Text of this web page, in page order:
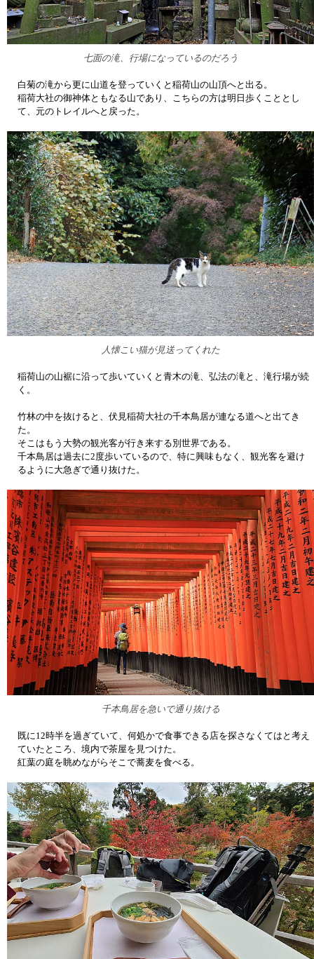
七面の滝、行場になっているのだろう
白菊の滝から更に山道を登っていくと稲荷山の山頂へと出る。
稲荷大社の御神体ともなる山であり、こちらの方は明日歩くこととし
て、元のトレイルへと戻った。
人懐こい猫が見送ってくれた
稲荷山の山裾に沿って歩いていくと青木の滝、弘法の滝と、滝行場が続
く。
竹林の中を抜けると、伏見稲荷大社の千本鳥居が連なる道へと出てき
た。
そこはもう大勢の観光客が行き来する別世界である。
千本鳥居は過去に2度歩いているので、特に興味もなく、観光客を避け
るように大急ぎで通り抜けた。
千本鳥居を急いで通り抜ける
既に12時半を過ぎていて、何処かで食事できる店を探さなくてはと考え
ていたところ、境内で茶屋を見つけた。
紅葉の庭を眺めながらそこで蕎麦を食べる。